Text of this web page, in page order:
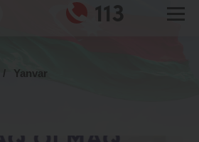
113
/ Yanvar